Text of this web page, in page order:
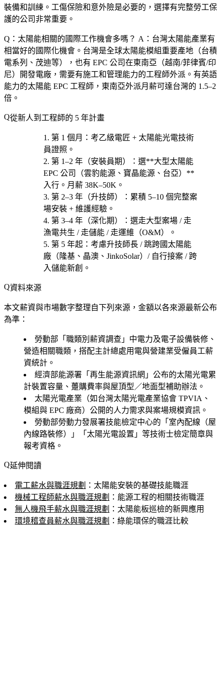
裝備和訓練。工傷保險和意外險是必要的，選擇有完整勞工保
護的公司非常重要。
Q：太陽能相關的國際工作機會多嗎？ A：台灣太陽能產業有
相當好的國際化機會。台灣是全球太陽能模組重要產地（台積
電系列、茂迪等），也有 EPC 公司在東南亞（越南/菲律賓/印
尼）開發電廠，需要有施工和管理能力的工程師外派。有英語
能力的太陽能 EPC 工程師，東南亞外派月薪可達台灣的 1.5–2
倍。
從新人到工程師的 5 年計畫
第 1 個月 ：考乙級電匠 + 太陽能光電技術
員證照 。
第 1–2 年（安裝員期）
：選**大型太陽能
EPC 公司（雲豹能源、寶晶能源、台亞）**
入行。月薪 38K–50K。
第 2–3 年（升技師）
：累積 5–10 個完整案
場安裝 + 維護經驗。
第 3–4 年（深化期）
：選走大型案場 / 走
漁電共生 / 走儲能 / 走運維（O&M）
。
第 5 年起 ：考慮升技師長 / 跳跨國太陽能
廠（隆基、晶澳、JinkoSolar）/ 自行接案 / 跨
入儲能新創 。
資料來源
本文薪資與市場數字整理自下列來源，金額以各來源最新公布
為準：
勞動部「職類別薪資調查」中電力及電子設備裝修、
營造相關職類，搭配主計總處用電與營建業受僱員工薪
資統計。
經濟部能源署「再生能源資訊網」公布的太陽光電累
計裝置容量、躉購費率與屋頂型／地面型補助辦法。
太陽光電產業（如台灣太陽光電產業協會 TPVIA、
模組與 EPC 廠商）公開的人力需求與案場規模資訊。
勞動部勞動力發展署技能檢定中心的「室內配線（屋
內線路裝修）」「太陽光電設置」等技術士檢定簡章與
報考資格。
延伸閱讀
電工薪水與職涯規劃 ：太陽能安裝的基礎技能職涯
機械工程師薪水與職涯規劃 ：能源工程的相關技術職涯
無人機飛手薪水與職涯規劃 ：太陽能板巡檢的新興應用
環境稽查員薪水與職涯規劃 ：綠能環保的職涯比較